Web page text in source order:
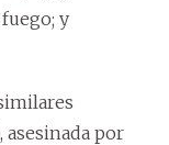
y
asesinada por